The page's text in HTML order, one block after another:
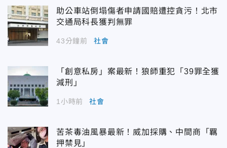
助公車站倒塌傷者申請國賠遭控貪污！北市
交通局科長獲判無罪
43分鐘前 社會
「創意私房」案最新！狼師重犯「39罪全獲
減刑」
1小時前 社會
苦茶毒油風暴最新！威加採購、中間商「羈
押禁見」